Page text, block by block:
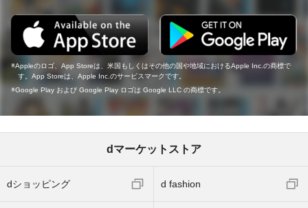
Appleのロゴ、App Storeは、米国もしくはその他の国や地域におけるApple Inc.の商標で
す。App Storeは、Apple Inc.のサービスマークです。
Google Play および Google Play ロゴは Google LLC の商標です。
dマーケットストア
dショッピング d fashion